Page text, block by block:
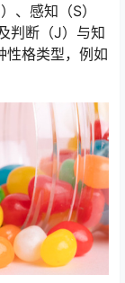
、感知（S）
判断（J）与知
性格类型，例如